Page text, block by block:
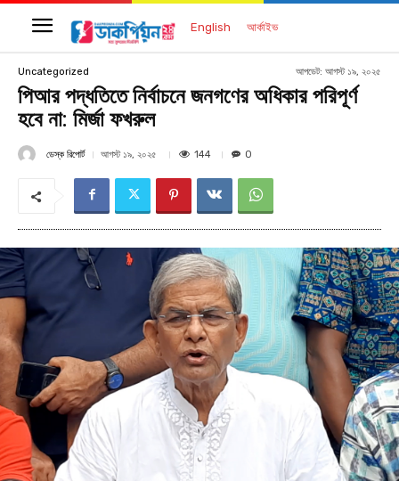
English আর্কাইভ
Uncategorized আপডেট: আগস্ট ১৯, ২০২৫
পিআর পদ্ধতিতে নির্বাচনে জনগণের অধিকার পরিপূর্ণ
হবে না: মির্জা ফখরুল
ডেস্ক রিপোর্ট আগস্ট ১৯, ২০২৫ 144 0